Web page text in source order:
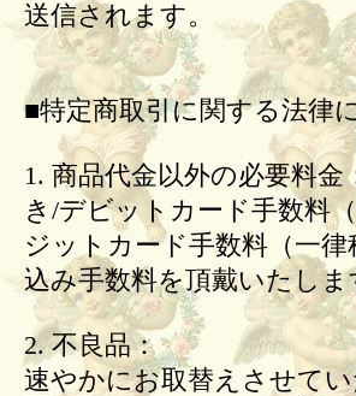
送信されます。
■特定商取引に関する法律
1. 商品代金以外の必要料
き/デビットカード手数料
ジットカード手数料（一
込み手数料を頂戴いたしま
2. 不良品：
速やかにお取替えさせて